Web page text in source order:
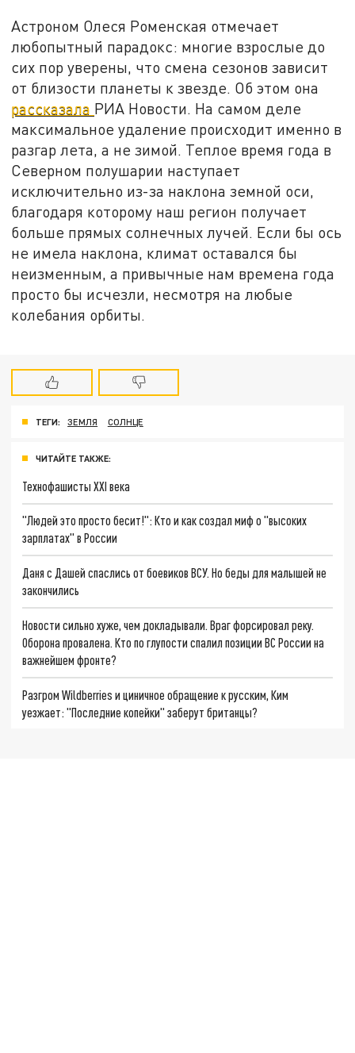
Астроном Олеся Роменская отмечает
любопытный парадокс: многие взрослые до
сих пор уверены, что смена сезонов зависит
от близости планеты к звезде. Об этом она
рассказала РИА Новости. На самом деле
максимальное удаление происходит именно в
разгар лета, а не зимой. Теплое время года в
Северном полушарии наступает
исключительно из-за наклона земной оси,
благодаря которому наш регион получает
больше прямых солнечных лучей. Если бы ось
не имела наклона, климат оставался бы
неизменным, а привычные нам времена года
просто бы исчезли, несмотря на любые
колебания орбиты.
ТЕГИ: ЗЕМЛЯ СОЛНЦЕ
ЧИТАЙТЕ ТАКЖЕ:
Технофашисты XXI века
"Людей это просто бесит!": Кто и как создал миф о "высоких
зарплатах" в России
Даня с Дашей спаслись от боевиков ВСУ. Но беды для малышей не
закончились
Новости сильно хуже, чем докладывали. Враг форсировал реку.
Оборона провалена. Кто по глупости спалил позиции ВС России на
важнейшем фронте?
Разгром Wildberries и циничное обращение к русским, Ким
уезжает: "Последние копейки" заберут британцы?